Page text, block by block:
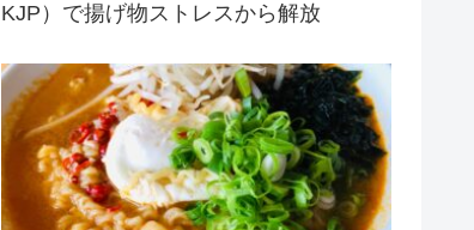
KJP）で揚げ物ストレスから解放